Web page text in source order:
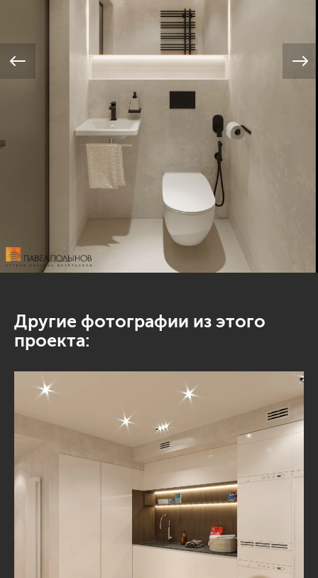
Другие фотографии из этого
проекта: